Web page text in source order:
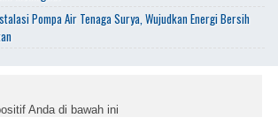
Pompa Air Tenaga Surya, Wujudkan Energi Bersih
Anda di bawah ini